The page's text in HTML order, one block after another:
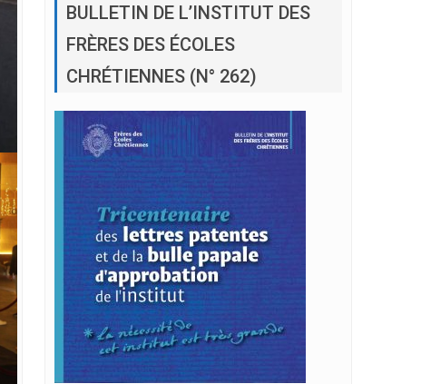
BULLETIN DE L’INSTITUT DES
FRÈRES DES ÉCOLES
CHRÉTIENNES (N° 262)